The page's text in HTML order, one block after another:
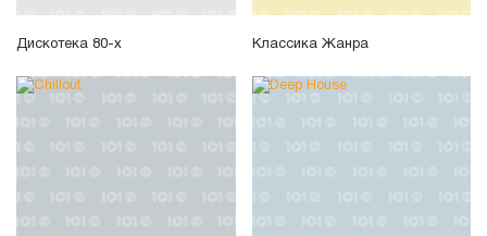
Дискотека 80-х Классика Жанра